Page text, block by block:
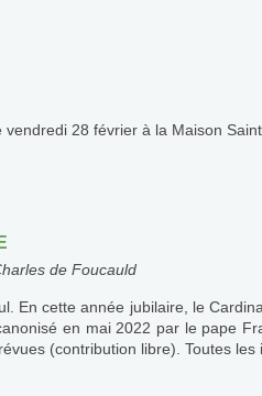
28 février à la Maison
de Foucauld
En cette année jubilaire, le
en mai 2022 par le pape
(contribution libre). Toutes